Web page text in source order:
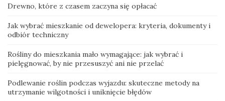
Drewno, które z czasem zaczyna się opłacać
Jak wybrać mieszkanie od dewelopera: kryteria, dokumenty i
odbiór techniczny
Rośliny do mieszkania mało wymagające: jak wybrać i
pielęgnować, by nie przesuszyć ani nie przelać
Podlewanie roślin podczas wyjazdu: skuteczne metody na
utrzymanie wilgotności i uniknięcie błędów